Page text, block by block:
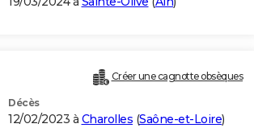
Créer une cagnotte obsèques
Décès
12/02/2023 à Charolles (Saône-et-Loire)